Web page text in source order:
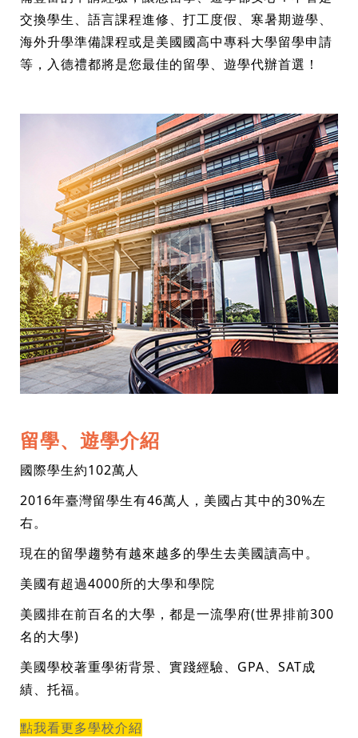
交換學生、語言課程進修、打工度假、寒暑期遊學、
海外升學準備課程或是美國國高中專科大學留學申請
等，入德禮都將是您最佳的留學、遊學代辦首選！
留學、遊學介紹
國際學生約102萬人
2016年臺灣留學生有46萬人，美國占其中的30%左
右。
現在的留學趨勢有越來越多的學生去美國讀高中。
美國有超過4000所的大學和學院
美國排在前百名的大學，都是一流學府(世界排前300
名的大學)
美國學校著重學術背景、實踐經驗、GPA、SAT成
績、托福。
點我看更多學校介紹